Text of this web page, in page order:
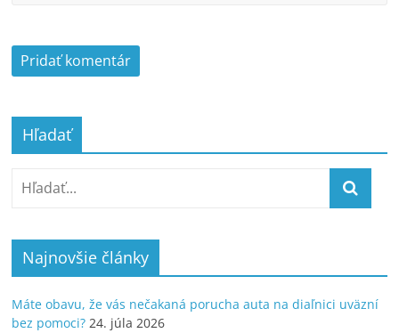
Hľadať
Najnovšie články
Máte obavu, že vás nečakaná porucha auta na diaľnici uväzní
bez pomoci? 24. júla 2026